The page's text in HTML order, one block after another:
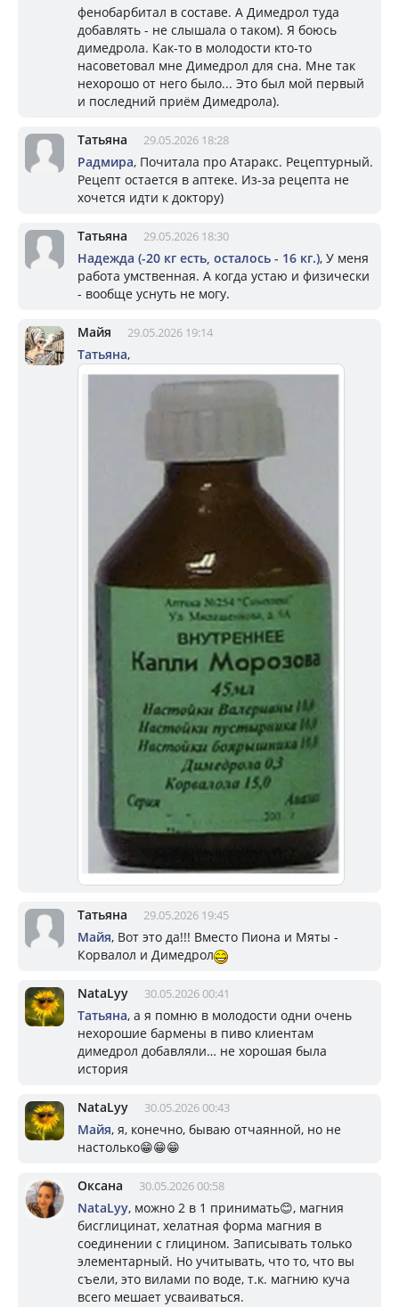
фенобарбитал в составе. А Димедрол туда
добавлять - не слышала о таком). Я боюсь
димедрола. Как-то в молодости кто-то
насоветовал мне Димедрол для сна. Мне так
нехорошо от него было... Это был мой первый
и последний приём Димедрола).
Татьяна 29.05.2026 18:28
Радмира, Почитала про Атаракс. Рецептурный.
Рецепт остается в аптеке. Из-за рецепта не
хочется идти к доктору)
Татьяна 29.05.2026 18:30
Надежда (-20 кг есть, осталось - 16 кг.), У меня
работа умственная. А когда устаю и физически
- вообще уснуть не могу.
Майя 29.05.2026 19:14
Татьяна,
Татьяна 29.05.2026 19:45
Майя, Вот это да!!! Вместо Пиона и Мяты -
Корвалол и Димедрол
NataLyy 30.05.2026 00:41
Татьяна, а я помню в молодости одни очень
нехорошие бармены в пиво клиентам
димедрол добавляли… не хорошая была
история
NataLyy 30.05.2026 00:43
Майя, я, конечно, бываю отчаянной, но не
настолько😁😁😁
Оксана 30.05.2026 00:58
NataLyy, можно 2 в 1 принимать😊, магния
бисглицинат, хелатная форма магния в
соединении с глицином. Записывать только
элементарный. Но учитывать, что то, что вы
съели, это вилами по воде, т.к. магнию куча
всего мешает усваиваться.